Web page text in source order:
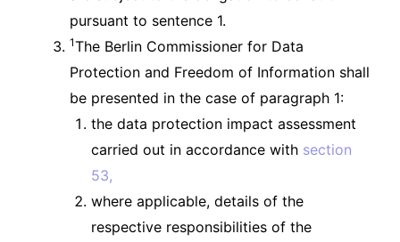
pursuant to sentence 1.
1The Berlin Commissioner for Data
Protection and Freedom of Information shall
be presented in the case of paragraph 1:
the data protection impact assessment
carried out in accordance with section
53,
where applicable, details of the
respective responsibilities of the